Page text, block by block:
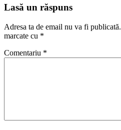
Lasă un răspuns
Adresa ta de email nu va fi publicată.
marcate cu *
Comentariu *